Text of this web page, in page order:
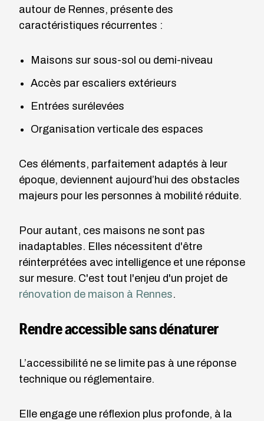
autour de Rennes, présente des
caractéristiques récurrentes :
Maisons sur sous-sol ou demi-niveau
Accès par escaliers extérieurs
Entrées surélevées
Organisation verticale des espaces
Ces éléments, parfaitement adaptés à leur
époque, deviennent aujourd’hui des obstacles
majeurs pour les personnes à mobilité réduite.
Pour autant, ces maisons ne sont pas
inadaptables. Elles nécessitent d'être
réinterprétées avec intelligence et une réponse
sur mesure. C'est tout l'enjeu d'un projet de
rénovation de maison à Rennes.
Rendre accessible sans dénaturer
L’accessibilité ne se limite pas à une réponse
technique ou réglementaire.
Elle engage une réflexion plus profonde, à la